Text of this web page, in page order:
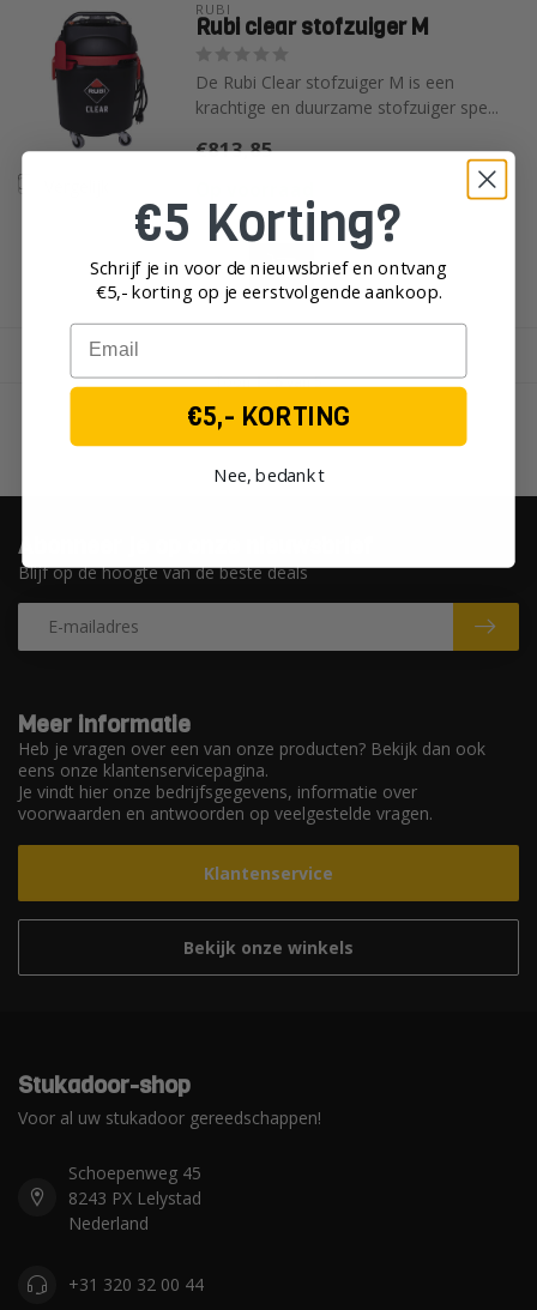
RUBI
Rubi clear stofzuiger M
De Rubi Clear stofzuiger M is een
krachtige en duurzame stofzuiger spe...
€813,85
Toon1-5van 5
Meer informatie
Heb je vragen over een van onze producten? Bekijk dan ook
eens onze klantenservicepagina.
Je vindt hier onze bedrijfsgegevens, informatie over
voorwaarden en antwoorden op veelgestelde vragen.
Klantenservice
Bekijk onze winkels
Abonneer je op onze nieuwsbrief
Blijf op de hoogte van de beste deals
Stukadoor-shop
Voor al uw stukadoor gereedschappen!
Schoepenweg 45
8243 PX Lelystad
Nederland
+31 320 32 00 44
€5 Korting?
Schrijf je in voor de nieuwsbrief en ontvang
€5,- korting op je eerstvolgende aankoop.
Email
€5,- KORTING
Nee, bedankt